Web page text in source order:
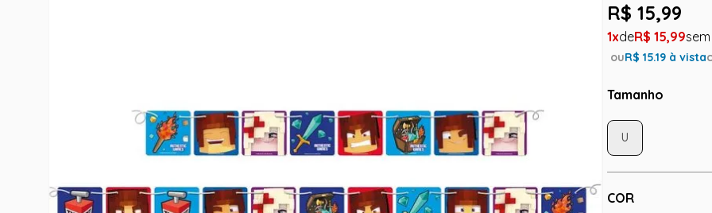
R$ 15,99
1 R$ 15,99
ouR$15.19 à vista
Tamanho
COR
U